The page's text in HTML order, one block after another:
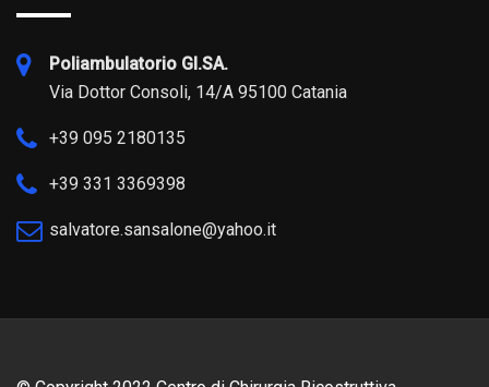
Poliambulatorio GI.SA.
Via Dottor Consoli, 14/A 95100 Catania
+39 095 2180135
+39 331 3369398
salvatore.sansalone@yahoo.it